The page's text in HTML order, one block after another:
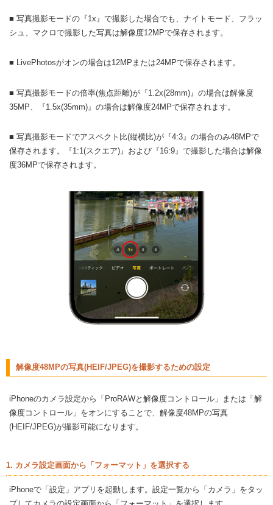
■ 写真撮影モードの『1x』で撮影した場合でも、ナイトモード、フラッ
シュ、マクロで撮影した写真は解像度12MPで保存されます。
■ LivePhotosがオンの場合は12MPまたは24MPで保存されます。
■ 写真撮影モードの倍率(焦点距離)が『1.2x(28mm)』の場合は解像度
35MP、『1.5x(35mm)』の場合は解像度24MPで保存されます。
■ 写真撮影モードでアスペクト比(縦横比)が『4:3』の場合のみ48MPで
保存されます。『1:1(スクエア)』および『16:9』で撮影した場合は解像
度36MPで保存されます。
解像度48MPの写真(HEIF/JPEG)を撮影するための設定
iPhoneのカメラ設定から「ProRAWと解像度コントロール」または「解
像度コントロール」をオンにすることで、解像度48MPの写真
(HEIF/JPEG)が撮影可能になります。
1. カメラ設定画面から「フォーマット」を選択する
iPhoneで「設定」アプリを起動します。設定一覧から「カメラ」をタッ